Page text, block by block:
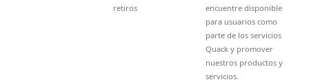
retiros
encuentre disponible
para usuarios como
parte de los servicios
Quack y promover
nuestros productos y
servicios.